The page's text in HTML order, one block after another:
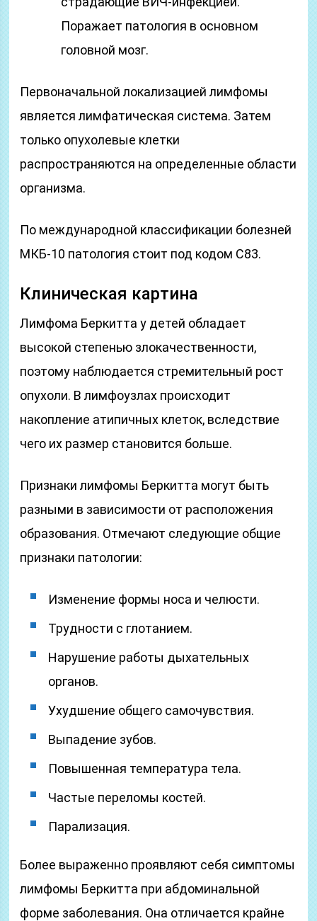
Поражает патология в основном
головной мозг.
Первоначальной локализацией лимфомы
является лимфатическая система. Затем
только опухолевые клетки
распространяются на определенные области
организма.
По международной классификации болезней
МКБ-10 патология стоит под кодом С83.
Клиническая картина
Лимфома Беркитта у детей обладает
высокой степенью злокачественности,
поэтому наблюдается стремительный рост
опухоли. В лимфоузлах происходит
накопление атипичных клеток, вследствие
чего их размер становится больше.
Признаки лимфомы Беркитта могут быть
разными в зависимости от расположения
образования. Отмечают следующие общие
признаки патологии:
Изменение формы носа и челюсти.
Трудности с глотанием.
Нарушение работы дыхательных
органов.
Ухудшение общего самочувствия.
Выпадение зубов.
Повышенная температура тела.
Частые переломы костей.
Парализация.
Более выраженно проявляют себя симптомы
лимфомы Беркитта при абдоминальной
форме заболевания. Она отличается крайне